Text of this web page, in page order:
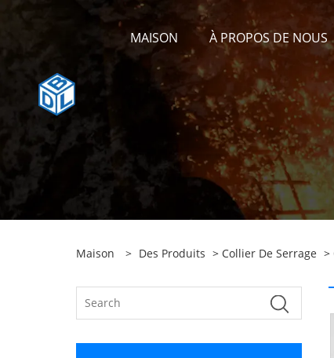
MAISON À PROPOS DE NOUS
Maison > Des Produits > Collier De Serrage >